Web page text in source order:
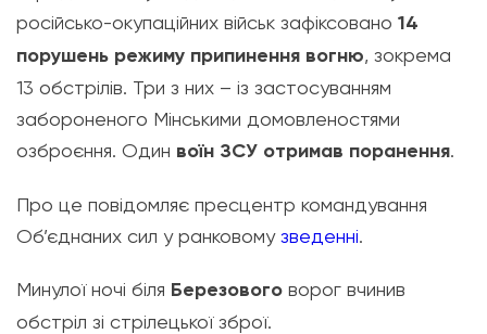
російсько-окупаційних військ зафіксовано 14
порушень режиму припинення вогню, зокрема
13 обстрілів. Три з них – із застосуванням
забороненого Мінськими домовленостями
озброєння. Один воїн ЗСУ отримав поранення.
Про це повідомляє пресцентр командування
Об’єднаних сил у ранковомузведенні.
Минулої ночі біля Березового ворог вчинив
обстріл зі стрілецької зброї.